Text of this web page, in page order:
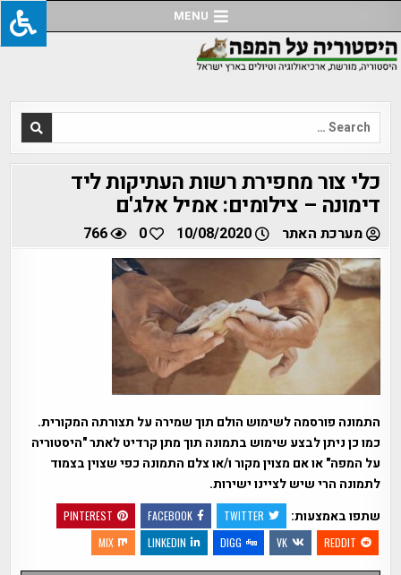
to
content
MENU
Search
for:
כלי צור מחפירת רשות העתיקות ליד
דימונה – צילומים: אמיל אלג'ם
מערכת האתר 10/08/2020
0
766
התמונה פורסמה לשימוש הולם תוך שמירה על תצורתה המקורית.
כמו כן ניתן לבצע שימוש בתמונה תוך מתן קרדיט לאתר "היסטוריה
על המפה" או אם מצוין מקור ו/או צלם התמונה כפי שצוין בצמוד
לתמונה הרי שיש לציינו ישירות.
שתפו באמצעות:
TWITTER
FACEBOOK
PINTEREST
REDDIT
VK
DIGG
LINKEDIN
MIX